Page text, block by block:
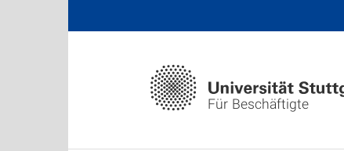
Für Beschäftigte